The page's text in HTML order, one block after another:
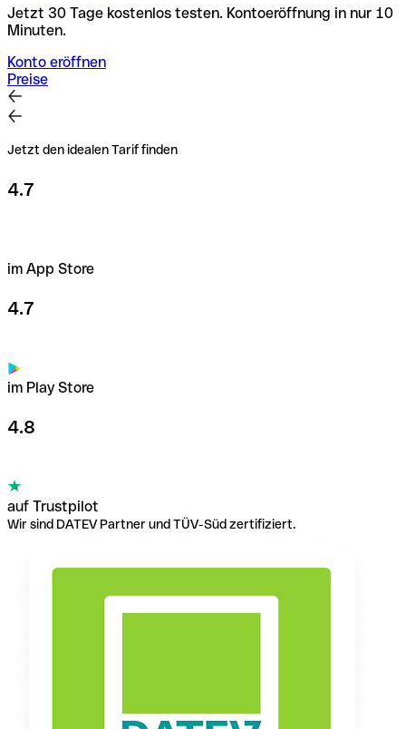
Jetzt 30 Tage kostenlos testen. Kontoeröffnung in nur 10
Minuten.
Konto eröffnen
Preise
Jetzt den idealen Tarif finden
4.7
im App Store
4.7
im Play Store
4.8
auf Trustpilot
Wir sind DATEV Partner und TÜV-Süd zertifiziert.